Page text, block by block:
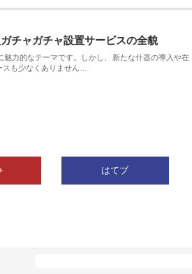
チャガチャ設置サービスの全貌
力的なテーマです。しかし、新たな什器の導入や在
スも少なくありません…
はてブ